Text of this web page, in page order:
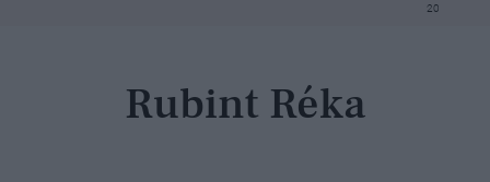
20
Rubint Réka